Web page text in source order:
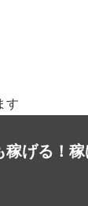
す
稼げる！